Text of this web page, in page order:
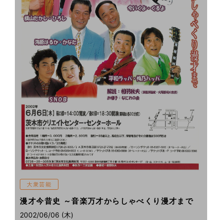
大衆芸能
漫才今昔史 ～音楽万才からしゃべくり漫才まで
2002/06/06 (木)